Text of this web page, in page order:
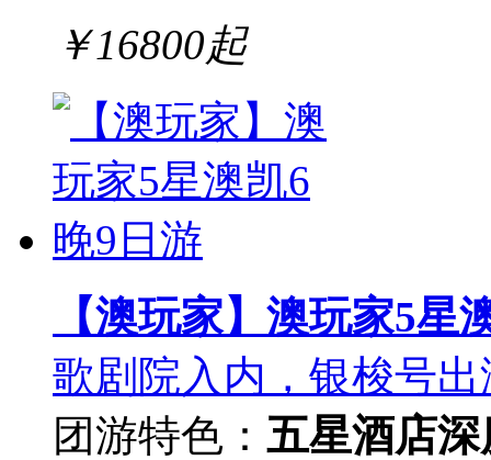
￥16800起
【澳玩家】澳玩家5星
歌剧院入内，银梭号
团游特色： 五星酒店深